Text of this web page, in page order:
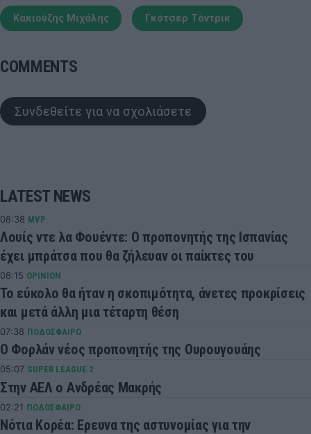
Κακιούζης Μιχάλης Γκότσερ Τόντρικ
COMMENTS
Συνδεθείτε για να σχολιάσετε
LATEST NEWS
08:38 MVP
Λουίς ντε λα Φουέντε: Ο προπονητής της Ισπανίας
έχει μπράτσα που θα ζήλευαν οι παίκτες του
08:15 OPINION
Το εύκολο θα ήταν η σκοπιμότητα, άνετες προκρίσεις
και μετά άλλη μια τέταρτη θέση
07:38 ΠΟΔΟΣΦΑΙΡΟ
Ο Φορλάν νέος προπονητής της Ουρουγουάης
05:07 SUPER LEAGUE 2
Στην ΑΕΛ ο Ανδρέας Μακρής
02:21 ΠΟΔΟΣΦΑΙΡΟ
Νότια Κορέα: Ερευνα της αστυνομίας για την